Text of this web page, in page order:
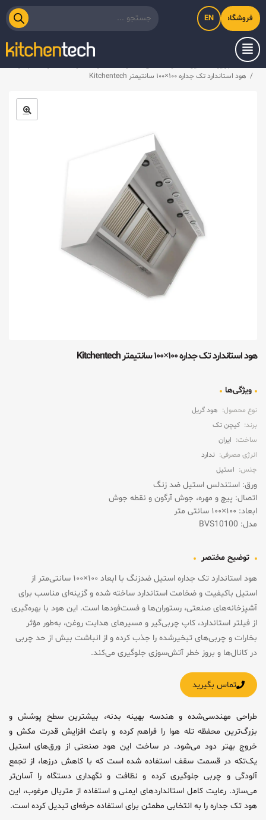
فروشگاه اینترنتی کیت‌لاین
EN
خانه
/ هود استاندارد تک جداره ۱۰۰×۱۰۰ سانتیمتر Kitchentech
هود استاندارد تک جداره ۱۰۰×۱۰۰ سانتیمتر Kitchentech
هود استاندارد تک جداره استیل ضدزنگ با ابعاد ۱۰۰×۱۰۰ سانتی‌متر از
استیل باکیفیت و ضخامت استاندارد ساخته شده و گزینه‌ای مناسب برای
آشپزخانه‌های صنعتی، رستوران‌ها و فست‌فودها است. این هود با بهره‌گیری
از فیلتر استاندارد، کاپ چربی‌گیر و مسیرهای هدایت روغن، به‌طور مؤثر
بخارات و چربی‌های تبخیرشده را جذب کرده و از انباشت بیش از حد چربی
در کانال‌ها و بروز خطر آتش‌سوزی جلوگیری می‌کند.
ویژگی‌ها
نوع محصول: هود گریل
برند: کیچن تک
ساخت: ایران
انرژی مصرفی: ندارد
جنس: استیل
ورق: استندلس استیل ضد زنگ
اتصال: پیچ و مهره، جوش آرگون و نقطه جوش
ابعاد: ۱۰۰×۱۰۰ سانتی متر
مدل: BVS10100
توضیح مختصر
تماس بگیرید
طراحی مهندسی‌شده و هندسه بهینه بدنه، بیشترین سطح پوشش و
بزرگ‌ترین محفظه تله هوا را فراهم کرده و باعث افزایش قدرت مکش و
خروج بهتر دود می‌شود. در ساخت این هود صنعتی از ورق‌های استیل
یک‌تکه در قسمت سقف استفاده شده است که با کاهش درزها، از تجمع
آلودگی و چربی جلوگیری کرده و نظافت و نگهداری دستگاه را آسان‌تر
می‌سازد. رعایت کامل استانداردهای ایمنی و استفاده از متریال مرغوب، این
هود تک جداره را به انتخابی مطمئن برای استفاده حرفه‌ای تبدیل کرده است.